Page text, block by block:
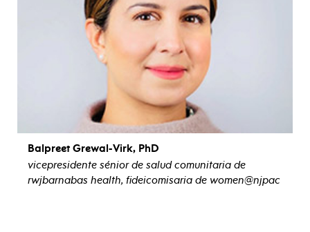
Balpreet Grewal-Virk, PhD
vicepresidente sénior de salud comunitaria de
rwjbarnabas health, fideicomisaria de women@njpac